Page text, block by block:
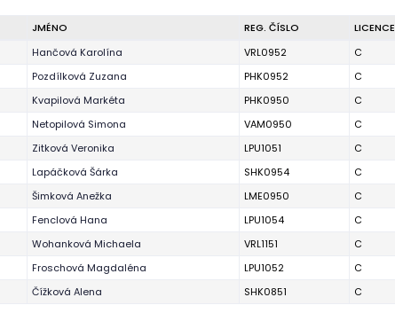
JMÉNO REG. ČÍSLO LICENCE
Hančová Karolína VRL0952 C
Pozdílková Zuzana PHK0952 C
Kvapilová Markéta PHK0950 C
Netopilová Simona VAM0950 C
Zitková Veronika LPU1051 C
Lapáčková Šárka SHK0954 C
Šimková Anežka LME0950 C
Fenclová Hana LPU1054 C
Wohanková Michaela VRL1151 C
Froschová Magdaléna LPU1052 C
Čížková Alena SHK0851 C